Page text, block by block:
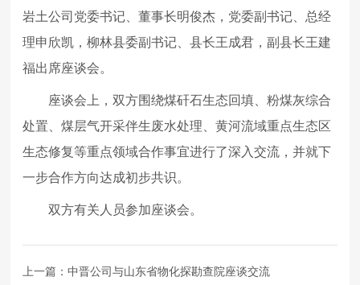
岩土公司党委书记、董事长明俊杰，党委副书记、总经
理申欣凯，柳林县委副书记、县长王成君，副县长王建
福出席座谈会。
座谈会上，双方围绕煤矸石生态回填、粉煤灰综合
处置、煤层气开采伴生废水处理、黄河流域重点生态区
生态修复等重点领域合作事宜进行了深入交流，并就下
一步合作方向达成初步共识。
双方有关人员参加座谈会。
上一篇：中晋公司与山东省物化探勘查院座谈交流